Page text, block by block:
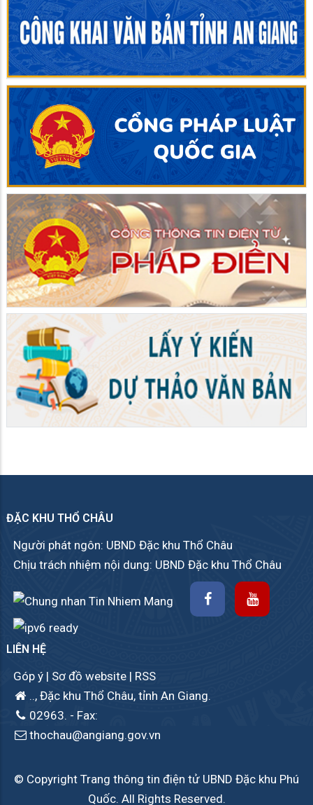
ĐẶC KHU THỔ CHÂU
Người phát ngôn: UBND Đặc khu Thổ Châu
Chịu trách nhiệm nội dung: UBND Đặc khu Thổ Châu
LIÊN HỆ
Góp ý | Sơ đồ website | RSS
.., Đặc khu Thổ Châu, tỉnh An Giang.
02963. - Fax:
thochau@angiang.gov.vn
© Copyright Trang thông tin điện tử UBND Đặc khu Phú
Quốc. All Rights Reserved.